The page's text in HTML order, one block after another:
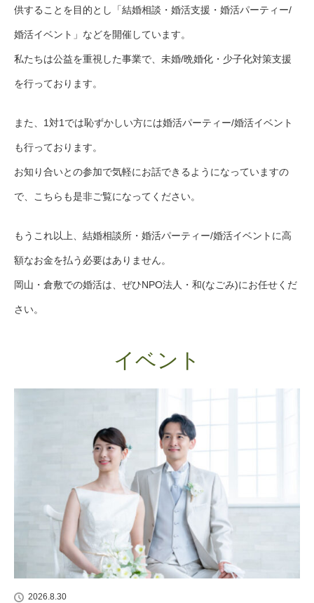
供することを目的とし「結婚相談・婚活支援・婚活パーティー/
婚活イベント」などを開催しています。
私たちは公益を重視した事業で、未婚/晩婚化・少子化対策支援
を行っております。
また、1対1では恥ずかしい方には婚活パーティー/婚活イベント
も行っております。
お知り合いとの参加で気軽にお話できるようになっていますの
で、こちらも是非ご覧になってください。
もうこれ以上、結婚相談所・婚活パーティー/婚活イベントに高
額なお金を払う必要はありません。
岡山・倉敷での婚活は、ぜひNPO法人・和(なごみ)にお任せくだ
さい。
イベント
2026.8.30